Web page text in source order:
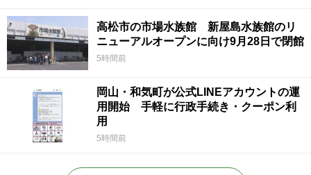
高松市の市場水族館 新屋島水族館のリ
ニューアルオープンに向け9月28日で閉館
5時間前
岡山・和気町が公式LINEアカウントの運
用開始 手軽に行政手続き・クーポン利
用
5時間前